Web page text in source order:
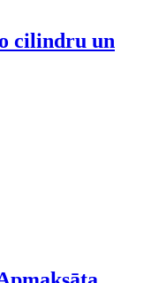
cilindru un